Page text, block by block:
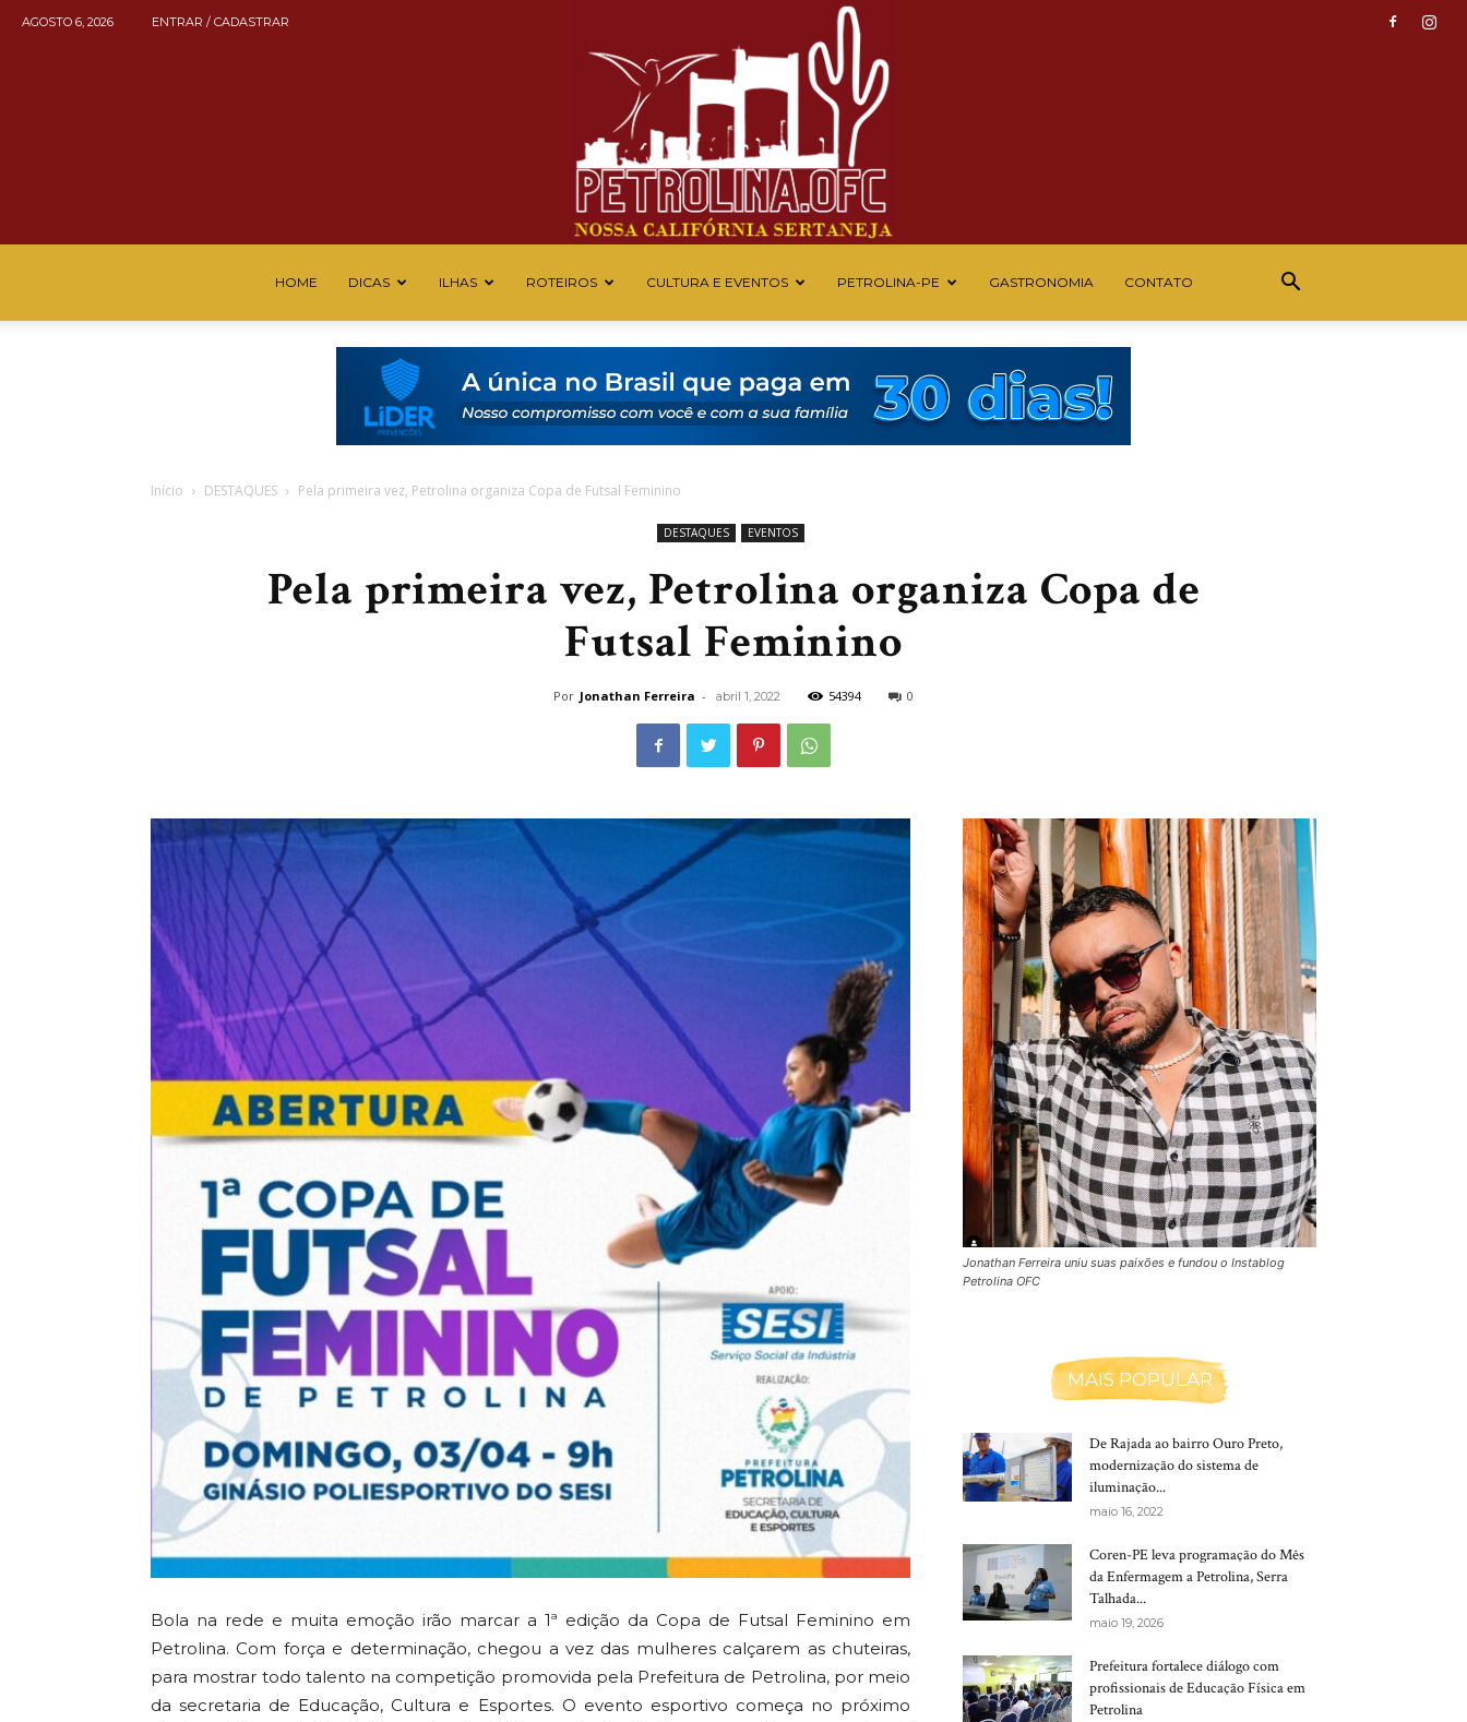
AGOSTO 6, 2026 ENTRAR / CADASTRAR
HOME DICAS ILHAS ROTEIROS CULTURA E EVENTOS PETROLINA-PE GASTRONOMIA CONTATO
Início DESTAQUES Pela primeira vez, Petrolina organiza Copa de Futsal Feminino
DESTAQUES EVENTOS
Pela primeira vez, Petrolina organiza Copa de
Futsal Feminino
Por Jonathan Ferreira - abril 1, 2022 54394 0
Bola na rede e muita emoção irão marcar a 1ª edição da Copa de Futsal Feminino em
Petrolina. Com força e determinação, chegou a vez das mulheres calçarem as chuteiras,
para mostrar todo talento na competição promovida pela Prefeitura de Petrolina, por meio
da secretaria de Educação, Cultura e Esportes. O evento esportivo começa no próximo
Jonathan Ferreira uniu suas paixões e fundou o Instablog
Petrolina OFC
MAIS POPULAR
De Rajada ao bairro Ouro Preto,
modernização do sistema de
iluminação...
maio 16, 2022
Coren-PE leva programação do Mês
da Enfermagem a Petrolina, Serra
Talhada...
maio 19, 2026
Prefeitura fortalece diálogo com
profissionais de Educação Física em
Petrolina